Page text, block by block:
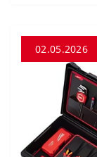
02.05.2026